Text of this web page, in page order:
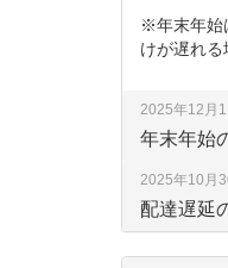
※年末年始
けが遅れる
2025年12月
年末年始
2025年10月
配達遅延